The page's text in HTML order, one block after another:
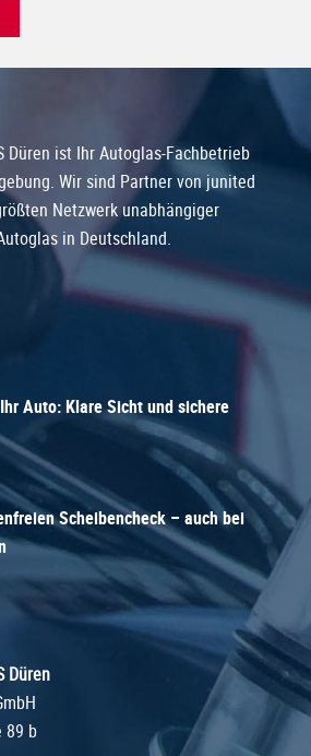
Düren ist Ihr Autoglas-Fachbetrieb
Wir sind Partner von junited
Netzwerk unabhängiger
in Deutschland.
Auto: Klare Sicht und sichere
Scheibencheck – auch bei
Düren
89 b